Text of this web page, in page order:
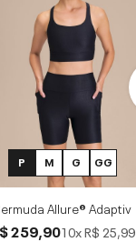
P M G GG
Allure® Adaptiv
259,9010xR$ 25,99